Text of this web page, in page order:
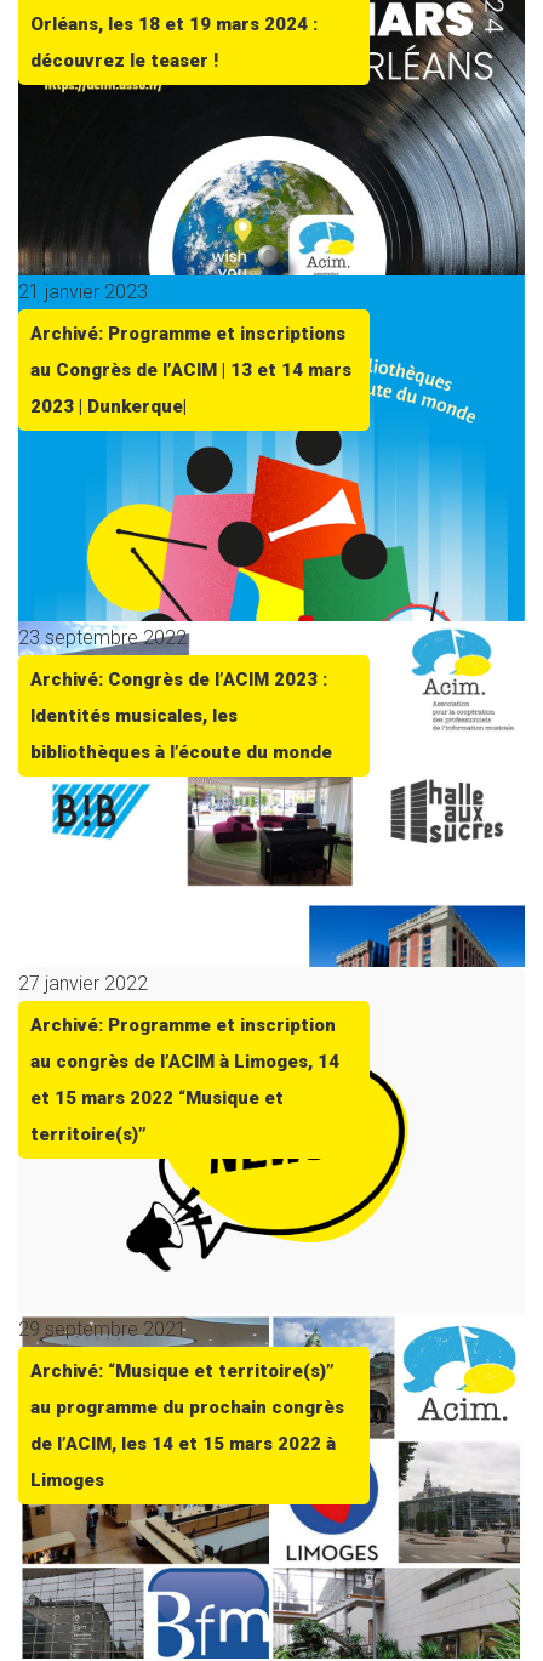
Orléans, les 18 et 19 mars 2024 :
découvrez le teaser !
21 janvier 2023
Archivé: Programme et inscriptions
au Congrès de l’ACIM | 13 et 14 mars
2023 | Dunkerque|
23 septembre 2022
Archivé: Congrès de l’ACIM 2023 :
Identités musicales, les
bibliothèques à l’écoute du monde
27 janvier 2022
Archivé: Programme et inscription
au congrès de l’ACIM à Limoges, 14
et 15 mars 2022 “Musique et
territoire(s)”
29 septembre 2021
Archivé: “Musique et territoire(s)”
au programme du prochain congrès
de l’ACIM, les 14 et 15 mars 2022 à
Limoges